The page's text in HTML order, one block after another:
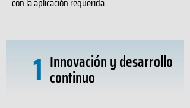
1 Innovación y desarrollo
continuo